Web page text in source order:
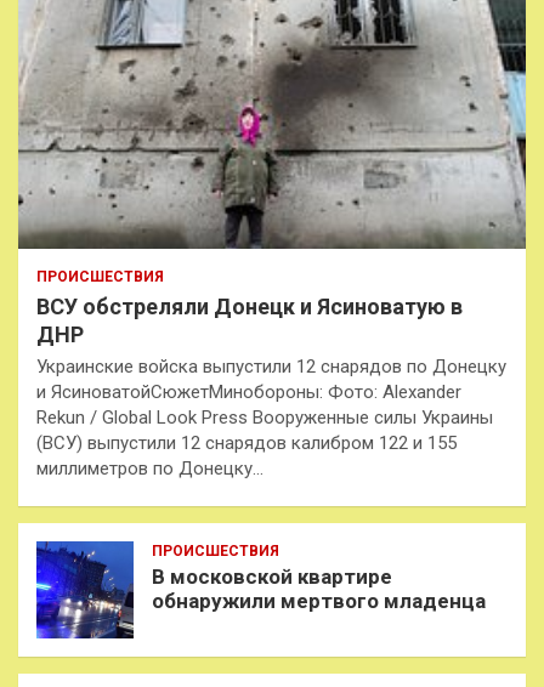
ПРОИСШЕСТВИЯ
ВСУ обстреляли Донецк и Ясиноватую в
ДНР
Украинские войска выпустили 12 снарядов по Донецку
и ЯсиноватойСюжетМинобороны: Фото: Alexander
Rekun / Global Look Press Вооруженные силы Украины
(ВСУ) выпустили 12 снарядов калибром 122 и 155
миллиметров по Донецку…
ПРОИСШЕСТВИЯ
В московской квартире
обнаружили мертвого младенца